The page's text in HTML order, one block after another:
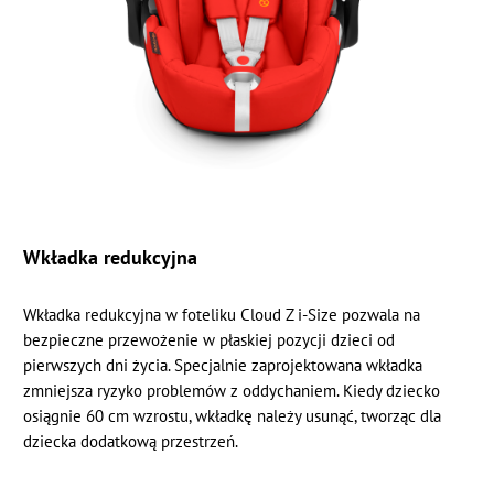
Wkładka redukcyjna
Wkładka redukcyjna w foteliku Cloud Z i-Size pozwala na
bezpieczne przewożenie w płaskiej pozycji dzieci od
pierwszych dni życia. Specjalnie zaprojektowana wkładka
zmniejsza ryzyko problemów z oddychaniem. Kiedy dziecko
osiągnie 60 cm wzrostu, wkładkę należy usunąć, tworząc dla
dziecka dodatkową przestrzeń.